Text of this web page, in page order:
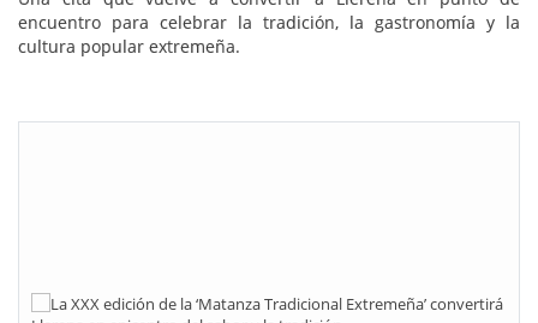
encuentro para celebrar la tradición, la gastronomía y la
cultura popular extremeña.